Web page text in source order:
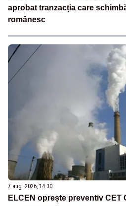
aprobat tranzacția care
românesc
7 aug. 2026, 14:30
ELCEN oprește preventiv CET